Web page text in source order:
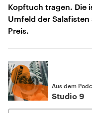
Kopftuch tragen. Die
Umfeld der
Preis.
Aus dem
Studio 9